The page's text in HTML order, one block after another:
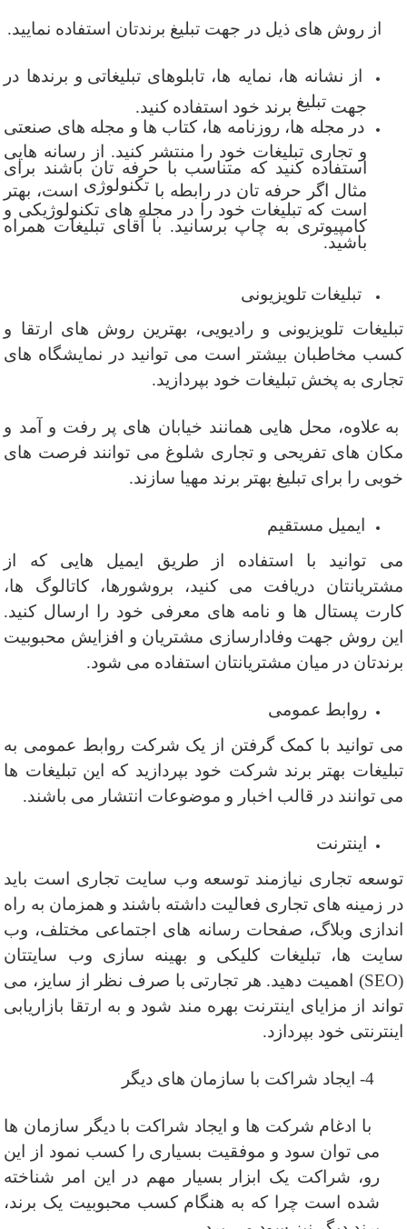
از روش های ذیل در جهت تبلیغ برندتان استفاده نمایید.
از نشانه ها، نمایه ها، تابلوهای تبلیغاتی و برندها در
جهتتبلیغ برند خود استفاده کنید.
در مجله ها، روزنامه ها، کتاب ها و مجله های صنعتی
و تجاری تبلیغات خود را منتشر کنید. از رسانه هایی
استفاده کنید که متناسب با حرفه تان باشند برای
مثال اگر حرفه تان در رابطه با تکنولوژی است، بهتر
است که تبلیغات خود را در مجله های تکنولوژیکی و
کامپیوتری به چاپ برسانید. با آقای تبلیغات همراه
باشید.
تبلیغات تلویزیونی
تبلیغات تلویزیونی و رادیویی، بهترین روش های ارتقا و
کسب مخاطبان بیشتر است می توانید در نمایشگاه های
تجاری به پخش تبلیغات خود بپردازید.
به علاوه، محل هایی همانند خیابان های پر رفت و آمد و
مکان های تفریحی و تجاری شلوغ می توانند فرصت های
خوبی را برای تبلیغ بهتر برند مهیا سازند.
ایمیل مستقیم
می توانید با استفاده از طریق ایمیل هایی که از
مشتریانتان دریافت می کنید، بروشورها، کاتالوگ ها،
کارت پستال ها و نامه های معرفی خود را ارسال کنید.
این روش جهت وفادارسازی مشتریان و افزایش محبوبیت
برندتان در میان مشتریانتان استفاده می شود.
روابط عمومی
می توانید با کمک گرفتن از یک شرکت روابط عمومی به
تبلیغات بهتر برند شرکت خود بپردازید که این تبلیغات ها
می توانند در قالب اخبار و موضوعات انتشار می باشند.
اینترنت
توسعه تجاری نیازمند توسعه وب سایت تجاری است باید
در زمینه های تجاری فعالیت داشته باشند و همزمان به راه
اندازی وبلاگ، صفحات رسانه های اجتماعی مختلف، وب
سایت ها، تبلیغات کلیکی و بهینه سازی وب سایتتان
(
SEO) اهمیت دهید. هر تجارتی با صرف نظر از سایز، می
تواند از مزایای اینترنت بهره مند شود و به ارتقا بازاریابی
اینترنتی خود بپردازد.
4- ایجاد شراکت با سازمان های دیگر
با ادغام شرکت ها و ایجاد شراکت با دیگر سازمان ها
می توان سود و موفقیت بسیاری را کسب نمود از این
رو، شراکت یک ابزار بسیار مهم در این امر شناخته
شده است چرا که به هنگام کسب محبوبیت یک برند،